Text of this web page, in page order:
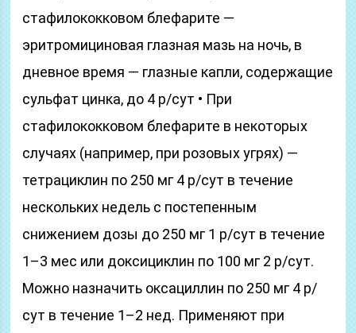
стафилококковом блефарите —
эритромициновая глазная мазь на ночь, в
дневное время — глазные капли, содержащие
сульфат цинка, до 4 р/сут • При
стафилококковом блефарите в некоторых
случаях (например, при розовых угрях) —
тетрациклин по 250 мг 4 р/сут в течение
нескольких недель с постепенным
снижением дозы до 250 мг 1 р/сут в течение
1–3 мес или доксициклин по 100 мг 2 р/сут.
Можно назначить оксациллин по 250 мг 4 р/
сут в течение 1–2 нед. Применяют при